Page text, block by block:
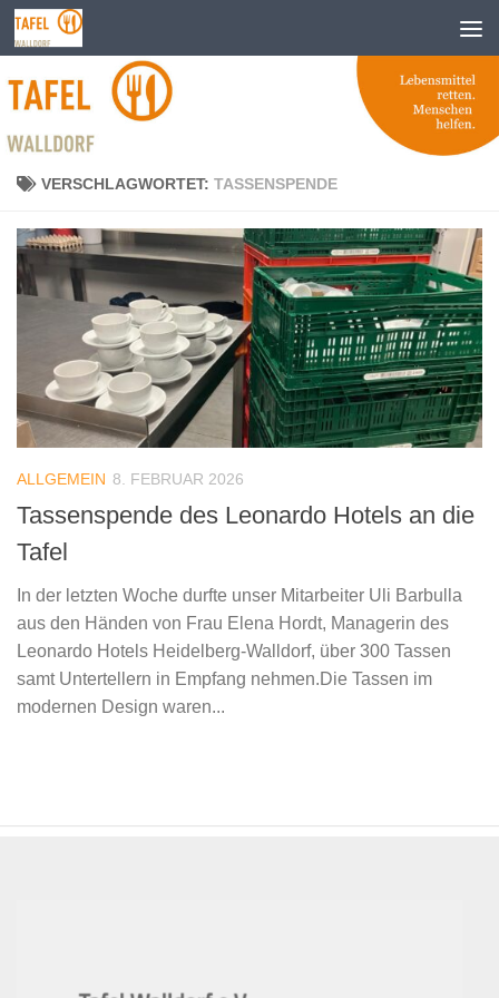
Zum Inhalt springen
VERSCHLAGWORTET: TASSENSPENDE
ALLGEMEIN 8. FEBRUAR 2026
Tassenspende des Leonardo Hotels an die
Tafel
In der letzten Woche durfte unser Mitarbeiter Uli Barbulla
aus den Händen von Frau Elena Hordt, Managerin des
Leonardo Hotels Heidelberg-Walldorf, über 300 Tassen
samt Untertellern in Empfang nehmen.Die Tassen im
modernen Design waren...